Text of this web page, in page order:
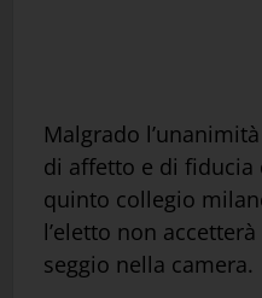
Malgrado
di affetto e di fiducia
quinto collegio
l’eletto non
seggio nella camera.